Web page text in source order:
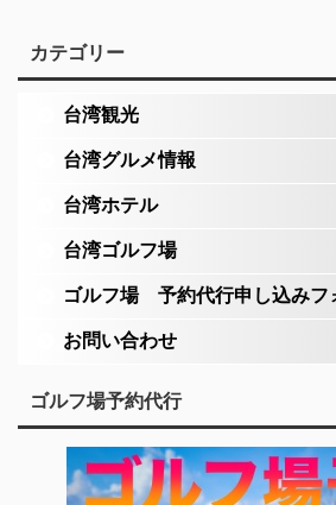
カテゴリー
台湾観光
台湾グルメ情報
台湾ホテル
台湾ゴルフ場
ゴルフ場 予約代行申し込みフ
お問い合わせ
ゴルフ場予約代行